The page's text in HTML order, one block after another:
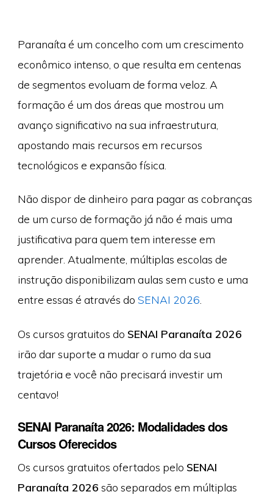
Paranaíta é um concelho com um crescimento
econômico intenso, o que resulta em centenas
de segmentos evoluam de forma veloz. A
formação é um dos áreas que mostrou um
avanço significativo na sua infraestrutura,
apostando mais recursos em recursos
tecnológicos e expansão física.
Não dispor de dinheiro para pagar as cobranças
de um curso de formação já não é mais uma
justificativa para quem tem interesse em
aprender. Atualmente, múltiplas escolas de
instrução disponibilizam aulas sem custo e uma
entre essas é através do SENAI 2026
Os cursos gratuitos do SENAI Paranaíta 2026
irão dar suporte a mudar o rumo da sua
trajetória e você não precisará investir um
centavo!
SENAI Paranaíta 2026: Modalidades dos
Cursos Oferecidos
Os cursos gratuitos ofertados pelo SENAI
Paranaíta 2026 são separados em múltiplas